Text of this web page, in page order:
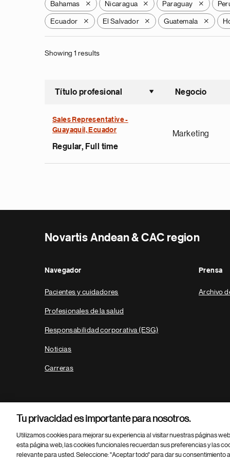
Bahamas X Nicaragua X Paraguay X
Ecuador X El Salvador X Guatemala X
Showing 1 results
Título profesional
Ordenar
Negocio
Sales Representative -
Guayaquil, Ecuador
Regular, Full time
Marketing
Novartis Andean & CAC region
Navegador
Pacientes y cuidadores
Profesionales de la salud
Responsabilidad corporativa (ESG)
Noticias
Carreras
Prensa
Archivo
Parte
© 2026 Novartis AG
Tu privacidad es importante para nosotros.
Utilizamos cookies para mejorar su experiencia al visitar nuestras páginas
esta página web, las cookies funcionales recuerdan sus preferencias y las
relevante para usted. Seleccione: "Aceptar todo" para dar su consentimiento